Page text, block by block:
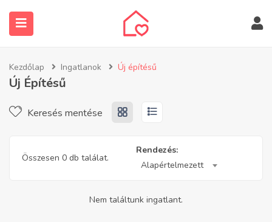
Kezdőlap Ingatlanok Új építésű
Új Építésű
Keresés mentése
Összesen 0 db találat.
Rendezés:
Alapértelmezett
Nem találtunk ingatlant.